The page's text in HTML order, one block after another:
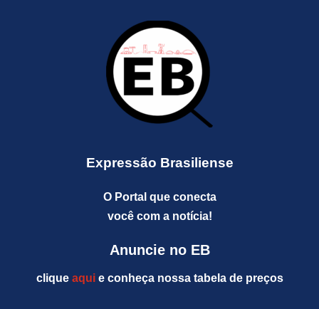
Expressão Brasiliense
O Portal que conecta
você com a notícia!
Anuncie no EB
clique aquie conheça nossa tabela de preços